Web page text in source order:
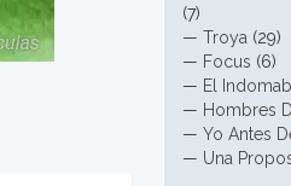
(7)
— Troya (29)
— Focus (6)
— El
— Hombres
— Yo Antes
— Una